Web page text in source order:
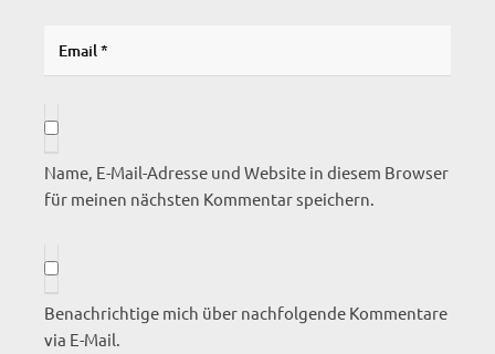
Name, E-Mail-Adresse und Website in diesem Browser
für meinen nächsten Kommentar speichern.
Benachrichtige mich über nachfolgende Kommentare
via E-Mail.